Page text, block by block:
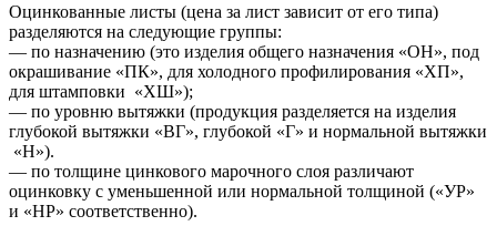
Оцинкованные листы (цена за лист зависит от его типа)
разделяются на следующие группы:
— по назначению (это изделия общего назначения «ОН», под
окрашивание «ПК», для холодного профилирования «ХП»,
для штамповки «ХШ»);
— по уровню вытяжки (продукция разделяется на изделия
глубокой вытяжки «ВГ», глубокой «Г» и нормальной вытяжки
«Н»).
— по толщине цинкового марочного слоя различают
оцинковку с уменьшенной или нормальной толщиной («УР»
и «НР» соответственно).